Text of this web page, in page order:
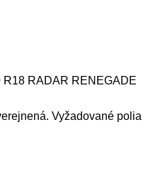
R18 RADAR RENEGADE
Vyžadované polia